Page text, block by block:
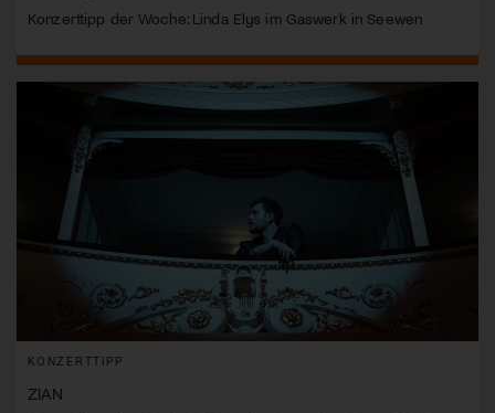
Konzerttipp der Woche: Linda Elys im Gaswerk in Seewen
KONZERTTIPP
ZIAN